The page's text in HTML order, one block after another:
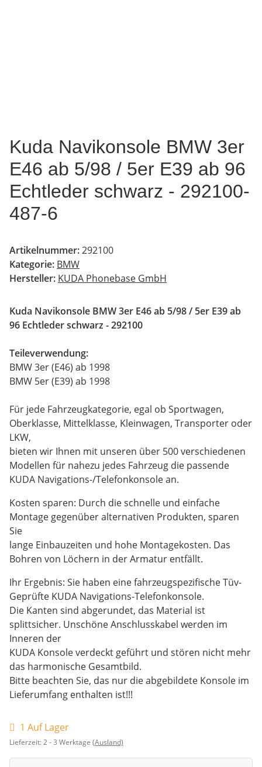
Kuda Navikonsole BMW 3er
E46 ab 5/98 / 5er E39 ab 96
Echtleder schwarz - 292100-
487-6
Artikelnummer:292100
Kategorie: BMW
Hersteller: KUDA Phonebase GmbH
Kuda Navikonsole BMW 3er E46 ab 5/98 / 5er E39 ab
96 Echtleder schwarz - 292100
Teileverwendung:
BMW 3er (E46) ab 1998
BMW 5er (E39) ab 1998
Für jede Fahrzeugkategorie, egal ob Sportwagen,
Oberklasse, Mittelklasse, Kleinwagen, Transporter oder
LKW,
bieten wir Ihnen mit unseren über 500 verschiedenen
Modellen für nahezu jedes Fahrzeug die passende
KUDA Navigations-/Telefonkonsole an.
Kosten sparen: Durch die schnelle und einfache
Montage gegenüber alternativen Produkten, sparen
Sie
lange Einbauzeiten und hohe Montagekosten. Das
Bohren von Löchern in der Armatur entfällt.
Ihr Ergebnis: Sie haben eine fahrzeugspezifische Tüv-
Geprüfte KUDA Navigations-Telefonkonsole.
Die Kanten sind abgerundet, das Material ist
splittsicher. Unschöne Anschlusskabel werden im
Inneren der
KUDA Konsole verdeckt geführt und stören nicht mehr
das harmonische Gesamtbild.
Bitte beachten Sie, das nur die abgebildete Konsole im
Lieferumfang enthalten ist!!!
1 Auf Lager
Lieferzeit:2 - 3 Werktage (Ausland)